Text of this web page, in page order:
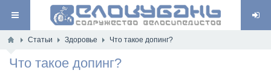
Статьи Здоровье Что такое допинг?
Что такое допинг?